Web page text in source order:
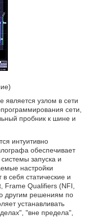
является узлом в сети
сети,
пробник к шине и
интуитивно
обеспечивает
запуска и
настройки
себя статические и
Frame Qualifiers (NFI,
другим решениям по
устанавливать
"вне предела",